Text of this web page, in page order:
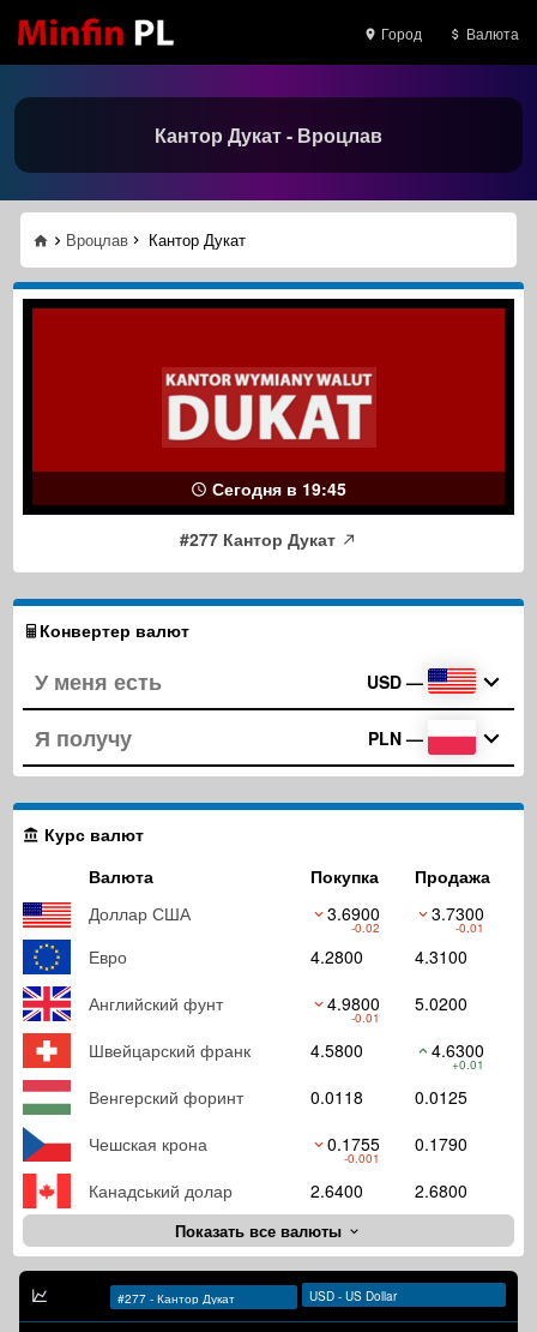
Город Валюта
Кантор Дукат - Вроцлав
Вроцлав Кантор Дукат
Сегодня в 19:45
#277 Кантор Дукат
Конвертер валют
USD —
PLN —
Курс валют
Валюта
Покупка
Продажа
Доллар США
3.6900
-0.02
3.7300
-0.01
Евро 4.2800
4.3100
Английский фунт
4.9800
-0.01
5.0200
Швейцарский франк
4.5800 4.6300
+0.01
Венгерский форинт 0.0118
0.0125
Чешская крона
0.1755
-0.001
0.1790
Канадський долар
2.6400 2.6800
Показать все валюты